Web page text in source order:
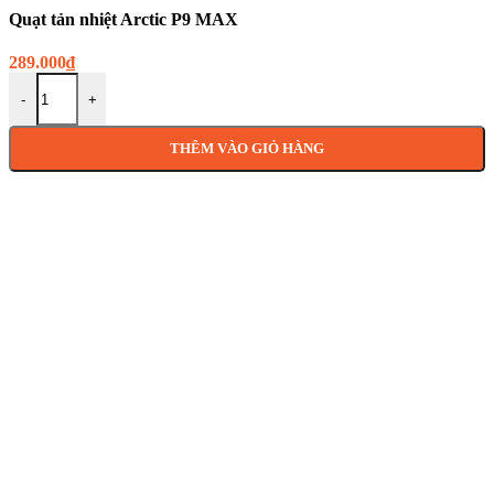
Quạt tản nhiệt Arctic P9 MAX
289.000₫
- +
THÊM VÀO GIỎ HÀNG